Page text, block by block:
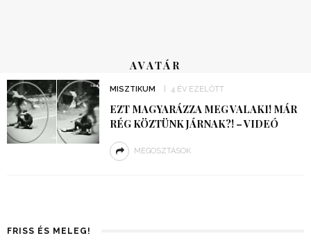
AVATÁR
MISZTIKUM 4 ÉV EZELŐTT
EZT MAGYARÁZZA MEG VALAKI! MÁR
RÉG KÖZTÜNK JÁRNAK?! – VIDEÓ
MEGOSZTÁSOK
FRISS ÉS MELEG!